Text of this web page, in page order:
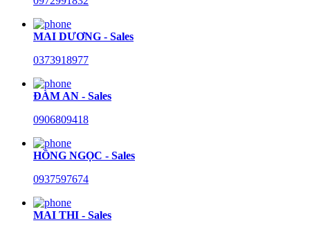
MAI DƯƠNG - Sales
0373918977
ĐÀM AN - Sales
0906809418
HỒNG NGỌC - Sales
0937597674
MAI THI - Sales